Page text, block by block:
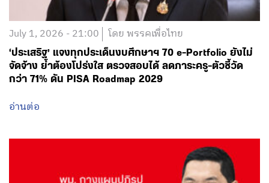
July 1, 2026 - 21:00 โดย พรรคเพื่อไทย
‘ประเสริฐ’ แจงทุกประเด็นงบศึกษาฯ 70 e-Portfolio ยังไม่
จัดจ้าง ย้ำต้องโปร่งใส ตรวจสอบได้ ลดภาระครู-ตัวชี้วัด
กว่า 71% ดัน PISA Roadmap 2029
อ่านต่อ